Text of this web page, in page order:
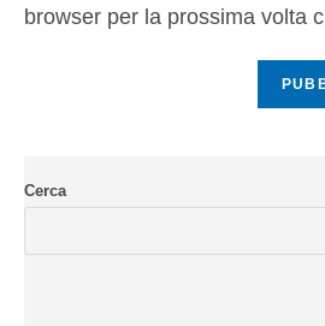
browser per la prossima volta
Cerca